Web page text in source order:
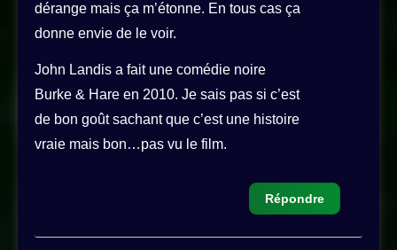
dérange mais ça m’étonne. En tous cas ça
donne envie de le voir.
John Landis a fait une comédie noire
Burke & Hare en 2010. Je sais pas si c’est
de bon goût sachant que c’est une histoire
vraie mais bon…pas vu le film.
Répondre